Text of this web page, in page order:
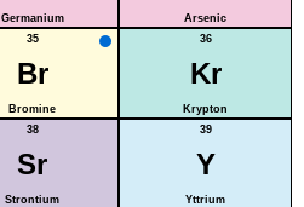
Germanium
Arsenic
35
Br
Bromine
36
Kr
Krypton
38
Sr
Strontium
39
Y
Yttrium